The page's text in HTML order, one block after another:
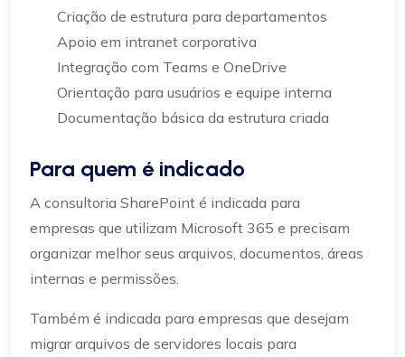
Criação de estrutura para departamentos
Apoio em intranet corporativa
Integração com Teams e OneDrive
Orientação para usuários e equipe interna
Documentação básica da estrutura criada
Para quem é indicado
A consultoria SharePoint é indicada para
empresas que utilizam Microsoft 365 e precisam
organizar melhor seus arquivos, documentos, áreas
internas e permissões.
Também é indicada para empresas que desejam
migrar arquivos de servidores locais para